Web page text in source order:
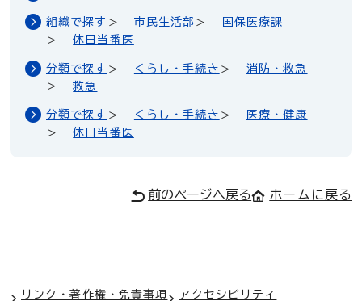
組織で探す 市民生活部
国保医療課
休日当番医
分類で探す くらし・手続き
消防・救急
救急
分類で探す くらし・手続き
医療・健康
休日当番医
前のページへ戻る ホームに戻る
リンク・著作権・免責事項
アクセシビリティ